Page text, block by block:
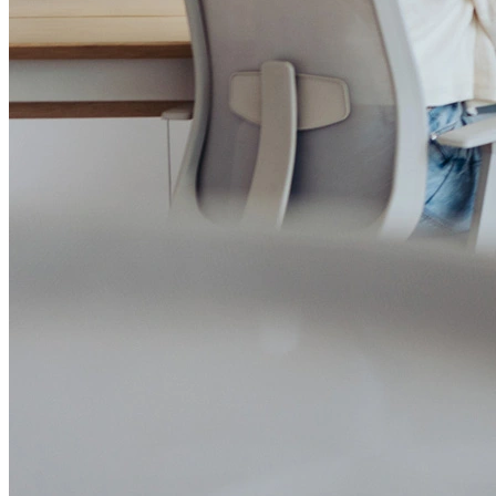
Política de Segurança da Informação
Relatório de Transparência Salarial
Regulamento do Arranjo PAT
Soluções
Gestão de VT
Soluções de Pagamentos